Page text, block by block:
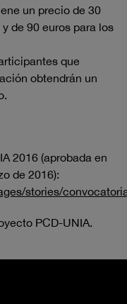
un precio de 30
de 90 euros para los
que
obtendrán un
2016 (aprobada en
de 2016):
stories/
PCD-UNIA.